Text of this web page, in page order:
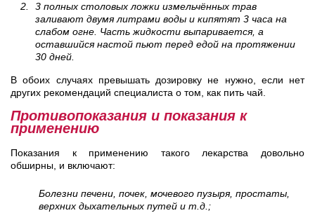
3 полных столовых ложки измельчённых трав
заливают двумя литрами воды и кипятят 3 часа на
слабом огне. Часть жидкости выпаривается, а
оставшийся настой пьют перед едой на протяжении
30 дней.
В обоих случаях превышать дозировку не нужно, если нет
других рекомендаций специалиста о том, как пить чай.
Противопоказания и показания к
применению
Показания к применению такого лекарства довольно
обширны, и включают:
Болезни печени, почек, мочевого пузыря, простаты,
верхних дыхательных путей и т.д.;